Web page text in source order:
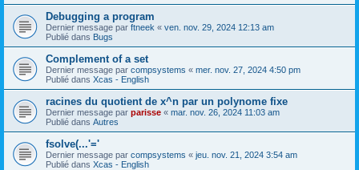
Debugging a program
Dernier message par ftneek « ven. nov. 29, 2024 12:13 am
Publié dans Bugs
Complement of a set
Dernier message par compsystems « mer. nov. 27, 2024 4:50 pm
Publié dans Xcas - English
racines du quotient de x^n par un polynome fixe
Dernier message par parisse « mar. nov. 26, 2024 11:03 am
Publié dans Autres
fsolve(...'='
Dernier message par compsystems « jeu. nov. 21, 2024 3:54 am
Publié dans Xcas - English